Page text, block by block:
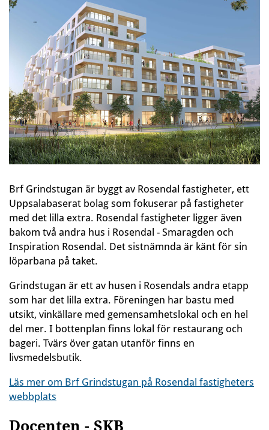
Brf Grindstugan är byggt av Rosendal fastigheter, ett
Uppsalabaserat bolag som fokuserar på fastigheter
med det lilla extra. Rosendal fastigheter ligger även
bakom två andra hus i Rosendal - Smaragden och
Inspiration Rosendal. Det sistnämnda är känt för sin
löparbana på taket.
Grindstugan är ett av husen i Rosendals andra etapp
som har det lilla extra. Föreningen har bastu med
utsikt, vinkällare med gemensamhetslokal och en hel
del mer. I bottenplan finns lokal för restaurang och
bageri. Tvärs över gatan utanför finns en
livsmedelsbutik.
Läs mer om Brf Grindstugan på Rosendal fastigheters
webbplats
Docenten - SKB